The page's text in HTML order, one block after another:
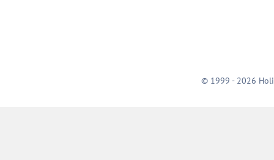
© 1999 - 2026